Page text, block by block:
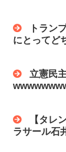
にとってど
ラサール石